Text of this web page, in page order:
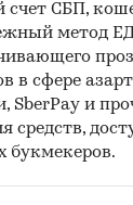
счет СБП,
метод
в сфере
SberPay и
средств,
букмекеров.